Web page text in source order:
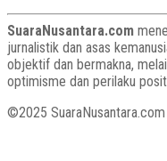
SuaraNusantara.com
jurnalistik dan asas
objektif dan bermakna,
optimisme dan perilaku
©2025 SuaraNusantara.com